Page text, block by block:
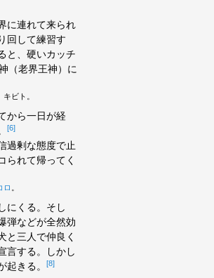
に連れて来られ
回して練習す
と、硬いカッチ
（老界王神）に
ビト。
から一日が経
[6]
過剰な態度で止
られて帰ってく
ロ
にくる。そし
弾などが全然効
と三人で仲良く
言する。しかし
きる。
[8]